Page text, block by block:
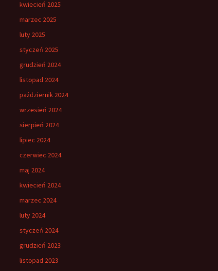
kwiecień 2025
marzec 2025
luty 2025
styczeń 2025
grudzień 2024
listopad 2024
październik 2024
wrzesień 2024
sierpień 2024
lipiec 2024
czerwiec 2024
maj 2024
kwiecień 2024
marzec 2024
luty 2024
styczeń 2024
grudzień 2023
listopad 2023